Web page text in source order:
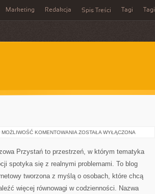
Marketing Redakcja Spis Treści Tagi Tagi
MOŻLIWOŚĆ KOMENTOWANIA PORADNIE
ZOSTAŁA WYŁĄCZONA
Przystań to przestrzeń, w którym tematyka
spotyka się z realnymi problemami. To blog
tworzona z myślą o osobach, które chcą
więcej równowagi w codzienności. Nazwa